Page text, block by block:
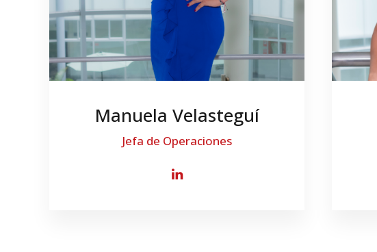
Manuela Velasteguí
Jefa de Operaciones